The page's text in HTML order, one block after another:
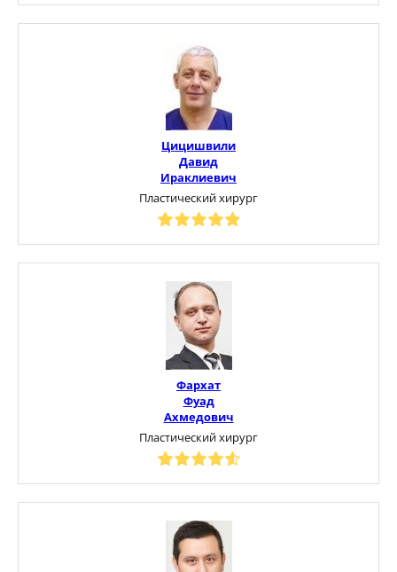
Цицишвили
Давид
Ираклиевич
Пластический хирург
Фархат
Фуад
Ахмедович
Пластический хирург